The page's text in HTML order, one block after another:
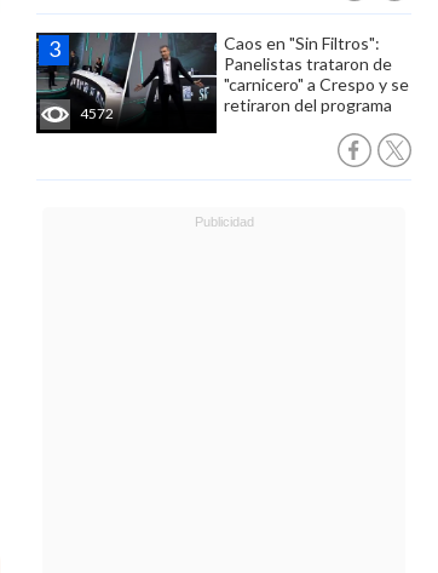
4572
Caos en "Sin Filtros":
Panelistas trataron de
"carnicero" a Crespo y se
retiraron del programa